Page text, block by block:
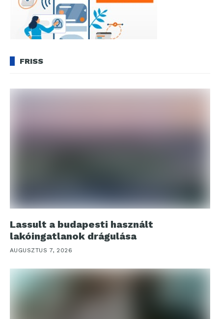
FRISS
Lassult a budapesti használt
lakóingatlanok drágulása
AUGUSZTUS 7, 2026